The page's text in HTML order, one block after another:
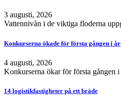
3 augusti, 2026
Vattennivån i de viktiga floderna
Konkurserna ökade för första gången i år
4 augusti, 2026
Konkurserna ökar för första gången
14 logistikfastigheter på ett bräde